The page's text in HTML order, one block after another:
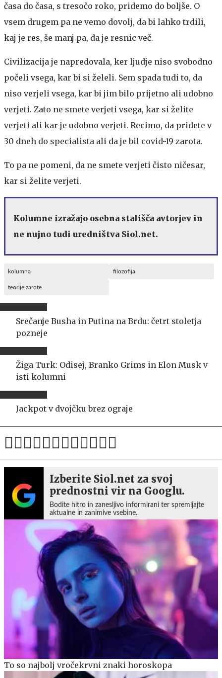
časa do časa, s tresočo roko, pridemo do boljše. O
vsem drugem pa ne vemo dovolj, da bi lahko trdili,
kaj je res, še manj pa, da je resnic več.
Civilizacija je napredovala, ker ljudje niso svobodno
počeli vsega, kar bi si želeli. Sem spada tudi to, da
niso verjeli vsega, kar bi jim bilo prijetno ali udobno
verjeti. Zato ne smete verjeti vsega, kar si želite
verjeti ali kar je udobno verjeti. Recimo, da pridete v
30 dneh do specialista ali da je bil covid-19 zarota.
To pa ne pomeni, da ne smete verjeti čisto ničesar,
kar si želite verjeti.
Kolumne izražajo osebna stališča avtorjev in
ne nujno tudi uredništva Siol.net.
kolumna filozofija
teorije zarote
Srečanje Busha in Putina na Brdu: četrt stoletja
pozneje
Žiga Turk: Odisej, Branko Grims in Elon Musk v
isti kolumni
Jackpot v dvojčku brez ograje
Izberite Siol.net za svoj
prednostni vir na Googlu.
Bodite hitro in zanesljivo informirani ter spremljajte
aktualne in zanimive vsebine.
To so najbolj vročekrvni znaki horoskopa